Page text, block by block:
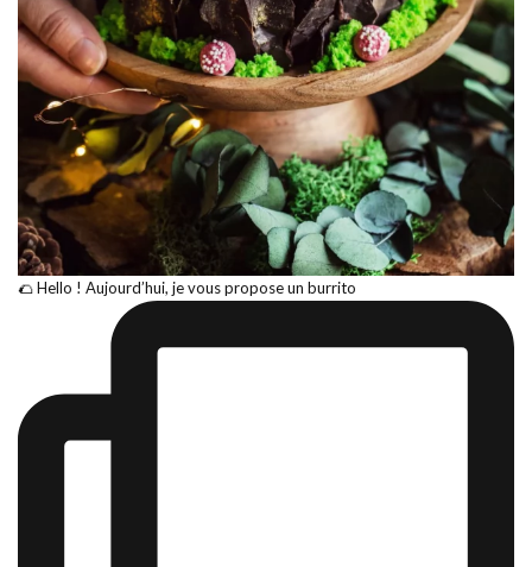
🌮 Hello ! Aujourd’hui, je vous propose un burrito